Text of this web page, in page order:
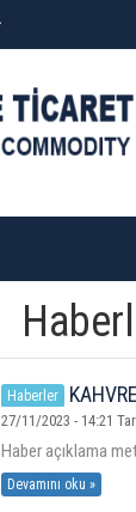
Haberler
PLANI
27/11/2023 - 14:21
Haber açıklama
Devamını oku »